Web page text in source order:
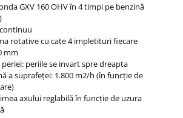
GXV 160 OHV în 4 timpi pe benzină
rotative cu cate 4 impletituri fiecare
mm
periile se invart spre dreapta
a suprafeței: 1.800 m2/h (în funcție de
axului reglabilă în funcție de uzura